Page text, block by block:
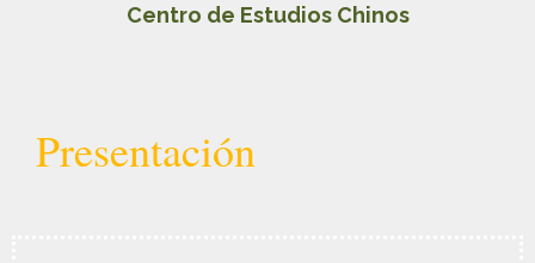
Centro de Estudios Chinos
Presentación